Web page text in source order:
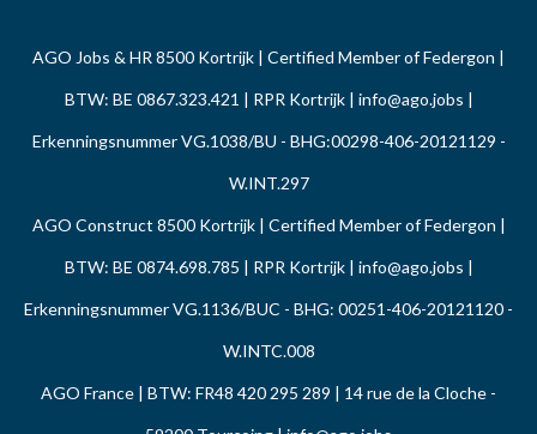
AGO Jobs & HR 8500 Kortrijk | Certified Member of Federgon |
BTW: BE 0867.323.421 | RPR Kortrijk | info@ago.jobs |
Erkenningsnummer VG.1038/BU - BHG:00298-406-20121129 -
W.INT.297
AGO Construct 8500 Kortrijk | Certified Member of Federgon |
BTW: BE 0874.698.785 | RPR Kortrijk | info@ago.jobs |
Erkenningsnummer VG.1136/BUC - BHG: 00251-406-20121120 -
W.INTC.008
AGO France | BTW: FR48 420 295 289 | 14 rue de la Cloche -